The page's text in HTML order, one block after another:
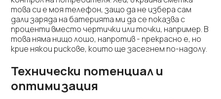
това си е моя телефон, защо да не избера сам
дали заряда на батерията ми да се показва с
проценти вместо чертички или точки, например. В
това няма нищо лошо, напротив - прекрасно е, но
крие някои рискове, които ще засегнем по-надолу.
Технически потенциал и
оптимизация